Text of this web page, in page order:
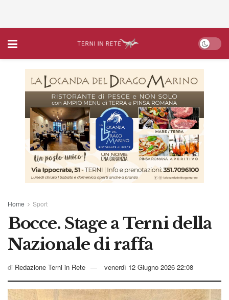
Home Sport
Bocce. Stage a Terni della
Nazionale di raffa
di Redazione Terni in Rete venerdì 12 Giugno 2026 22:08